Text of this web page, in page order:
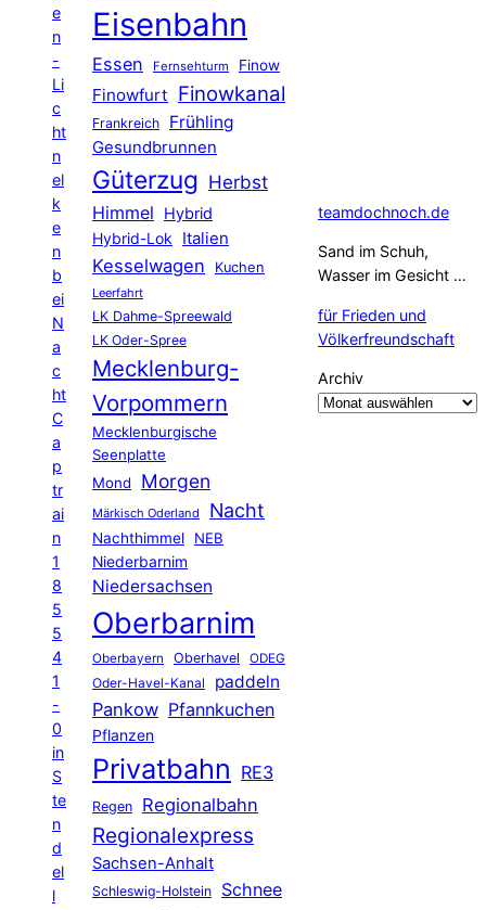
e
n
-
Li
c
ht
n
el
k
e
n
b
ei
N
a
c
ht
C
a
p
tr
ai
n
1
8
5
5
4
1
-
0
in
S
te
n
d
el
l
Eisenbahn
Essen Fernsehturm Finow
Finowfurt Finowkanal
Frankreich Frühling
Gesundbrunnen
Güterzug Herbst
Himmel
Hybrid
Hybrid-Lok Italien
Kesselwagen Kuchen
Leerfahrt
LK Dahme-Spreewald
LK Oder-Spree
Mecklenburg-
Vorpommern
Mecklenburgische
Seenplatte
Mond
Morgen
Märkisch Oderland Nacht
Nachthimmel
NEB
Niederbarnim
Niedersachsen
Oberbarnim
Oberbayern Oberhavel ODEG
Oder-Havel-Kanal paddeln
Pankow Pfannkuchen
Pflanzen
Privatbahn RE3
Regen Regionalbahn
Regionalexpress
Sachsen-Anhalt
Schleswig-Holstein Schnee
teamdochnoch.de
Sand im Schuh,
Wasser im Gesicht …
für Frieden und
Völkerfreundschaft
Archiv